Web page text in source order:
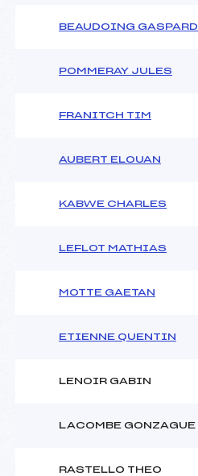
BEAUDOING GASPARD
POMMERAY JULES
FRANITCH TIM
AUBERT ELOUAN
KABWE CHARLES
LEFLOT MATHIAS
MOTTE GAETAN
ETIENNE QUENTIN
LENOIR GABIN
LACOMBE GONZAGUE
RASTELLO THEO